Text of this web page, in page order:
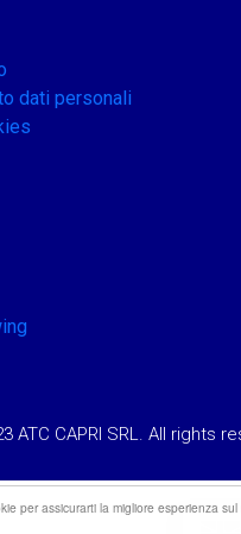
per assicurarti la migliore esperienza
dati personali
ATC CAPRI SRL. All rights